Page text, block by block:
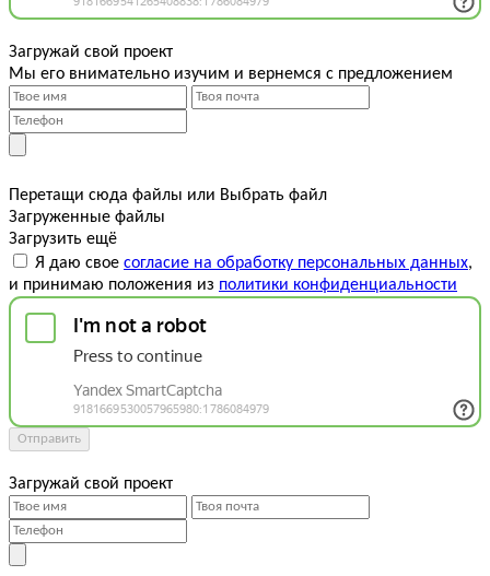
Загружай свой проект
Мы его внимательно изучим и вернемся с предложением
Перетащи сюда файлы или Выбрать файл
Загруженные файлы
Загрузить ещё
Я даю свое согласие на обработку персональных данных,
и принимаю положения из политики конфиденциальности
Отправить
Загружай свой проект